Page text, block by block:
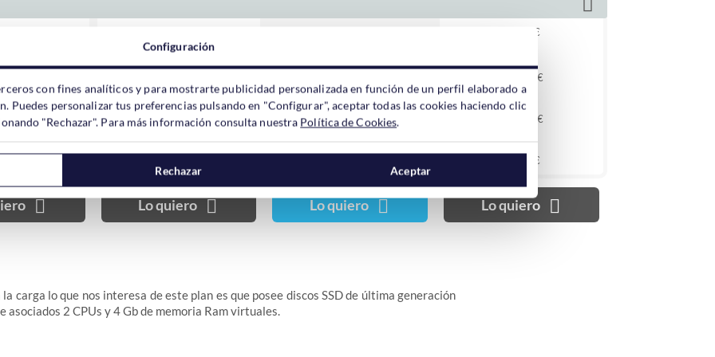
GRATIS GRATIS GRATIS
Opcional Opcional Opcional
Opcional Opcional Opcional
76.80 €
144.00 €
€ 138.60 € 159.60 € 201.60 €
96.00 €
Lo quiero Lo quiero Lo quiero
carga lo que nos interesa de este plan es que posee discos SSD de última generación
asociados 2 CPUs y 4 Gb de memoria Ram virtuales.
Configuración
con fines analíticos y para mostrarte publicidad personalizada en función de un perfil elaborado a
Puedes personalizar tus preferencias pulsando en "Configurar", aceptar todas las cookies haciendo clic
"Rechazar". Para más información consulta nuestra Política de Cookies.
Rechazar Aceptar